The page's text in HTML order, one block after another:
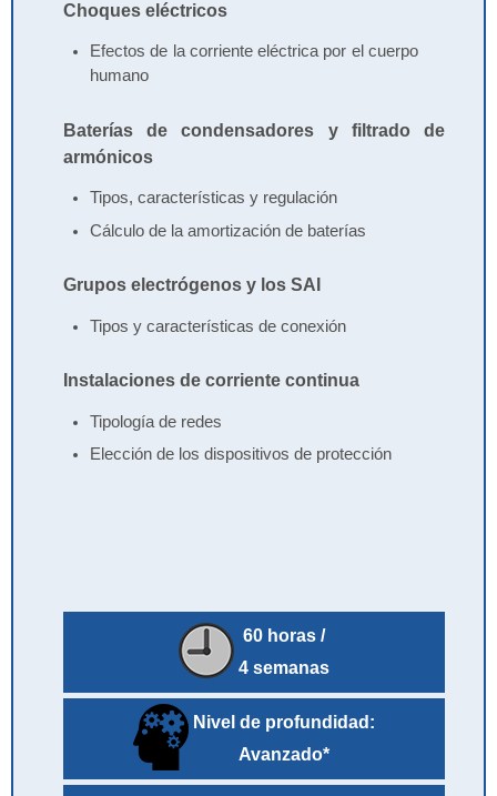
Choques eléctricos
Efectos de la corriente eléctrica por el cuerpo
humano
Baterías de condensadores y filtrado de
armónicos
Tipos, características y regulación
Cálculo de la amortización de baterías
Grupos electrógenos y los SAI
Tipos y características de conexión
Instalaciones de corriente continua
Tipología de redes
Elección de los dispositivos de protección
60 horas /
4 semanas
Nivel de profundidad:
Avanzado*